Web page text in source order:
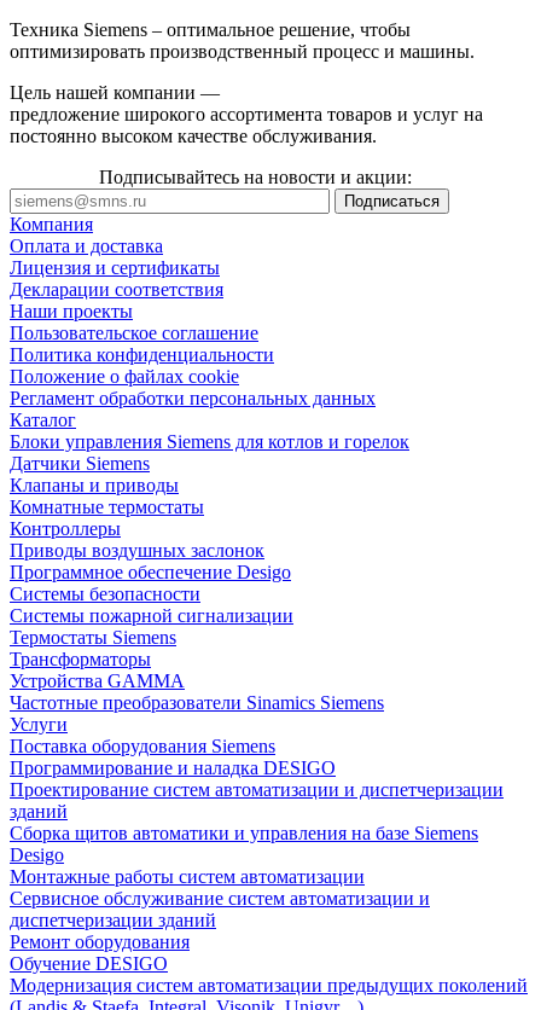
Техника Siemens – оптимальное решение, чтобы
оптимизировать производственный процесс и машины.
Цель нашей компании —
предложение широкого ассортимента товаров и услуг на
постоянно высоком качестве обслуживания.
Подписывайтесь на новости и акции:
Компания
Оплата и доставка
Лицензия и сертификаты
Декларации соответствия
Наши проекты
Пользовательское соглашение
Политика конфиденциальности
Положение о файлах cookie
Регламент обработки персональных данных
Каталог
Блоки управления Siemens для котлов и горелок
Датчики Siemens
Клапаны и приводы
Комнатные термостаты
Контроллеры
Приводы воздушных заслонок
Программное обеспечение Desigo
Системы безопасности
Системы пожарной сигнализации
Термостаты Siemens
Трансформаторы
Устройства GAMMA
Частотные преобразователи Sinamics Siemens
Услуги
Поставка оборудования Siemens
Программирование и наладка DESIGO
Проектирование систем автоматизации и диспетчеризации
зданий
Сборка щитов автоматики и управления на базе Siemens
Desigo
Монтажные работы систем автоматизации
Сервисное обслуживание систем автоматизации и
диспетчеризации зданий
Ремонт оборудования
Обучение DESIGO
Модернизация систем автоматизации предыдущих поколений